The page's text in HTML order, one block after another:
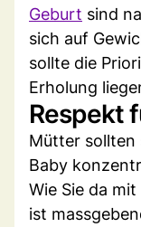
Geburt sind
sich auf
sollte die
Erholung
Respekt
Mütter sollten
Baby
Wie Sie da
ist